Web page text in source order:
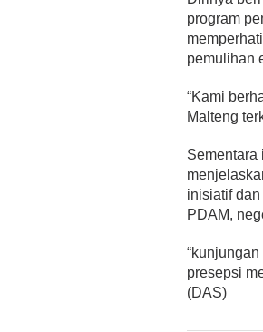
program
pemulihan
“Kami
Malteng
Sementara
inisiatif
PDAM,
presepsi
(DAS)